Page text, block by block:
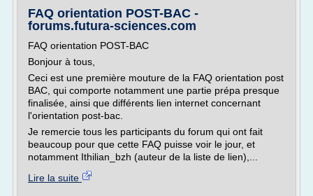
FAQ orientation POST-BAC -
forums.futura-sciences.com
FAQ orientation POST-BAC
Bonjour à tous,
Ceci est une première mouture de la FAQ orientation post
BAC, qui comporte notamment une partie prépa presque
finalisée, ainsi que différents lien internet concernant
l'orientation post-bac.
Je remercie tous les participants du forum qui ont fait
beaucoup pour que cette FAQ puisse voir le jour, et
notamment Ithilian_bzh (auteur de la liste de lien),...
Lire la suite